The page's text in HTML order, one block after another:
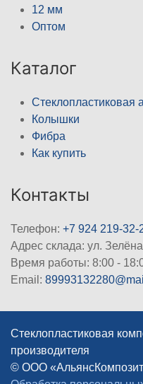
12 мм
Оптом
Каталог
Стеклопластиковая
Колышки
Фибра
Как купить
Контакты
Телефон: +7 924 219-32-
Адрес склада: ул.
Время работы: 8:00 -
Email:
Стеклопластиковая
производителя
© ООО